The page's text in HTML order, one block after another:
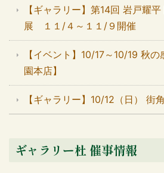
【ギャラリー】第14回 岩戸耀
展 １１/４～１１/９開催
【イベント】10/17～10/19 秋
園本店】
【ギャラリー】10/12（日） 街
ギャラリー杜 催事情報